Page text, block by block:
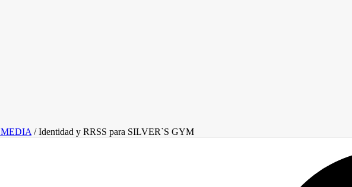
/Identidad y RRSS para SILVER`S GYM